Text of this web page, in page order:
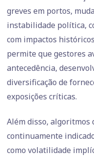
greves em portos,
instabilidade política,
com impactos
permite que gestores
antecedência,
diversificação de
exposições críticas.
Além disso, algoritmos
continuamente
como volatilidade